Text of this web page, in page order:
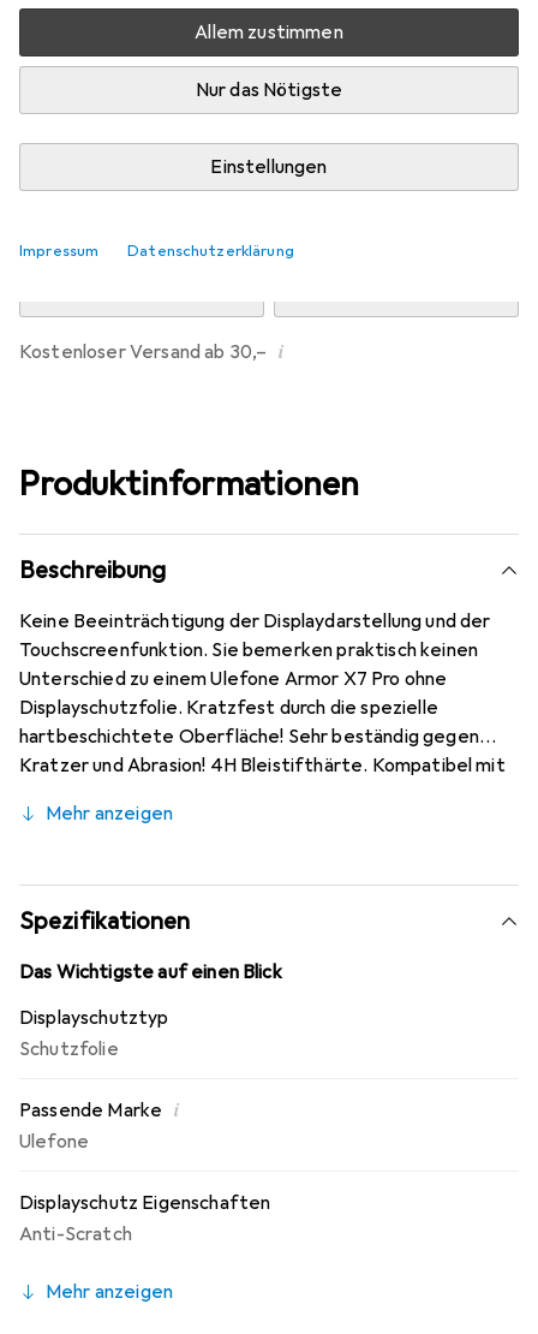
Allem zustimmen
Nur das Nötigste
Einstellungen
Impressum Datenschutzerklärung
Mi, 12.8. geliefert
Mehr als 10 Stück an Lager beim Drittanbieter
Lieferort angeben für genaue Lieferzeit
Kostenloser Versand ab 30,– i
Produktinformationen
Beschreibung
Keine Beeinträchtigung der Displaydarstellung und der
Touchscreenfunktion. Sie bemerken praktisch keinen
Unterschied zu einem Ulefone Armor X7 Pro ohne
Displayschutzfolie. Kratzfest durch die spezielle
hartbeschichtete Oberfläche! Sehr beständig gegen
Kratzer und Abrasion! 4H Bleistifthärte. Kompatibel mit
gewährleistet durch den Einsatz mit modernsten
Randhaftung, sehr gute Formstabilität. Kinderleichte
Montage! Keine Blasenbildung bei staubfreiem Display
möglich! Beim Auftragen der Folie wird die Luft verdrängt
und schmiegt sich wie von selbst an das Display an.
Konstruktion, Zuschnitt und Konfektionierung zu fairen
Löhnen in Deutschland.
Mehr anzeigen
Spezifikationen
Das Wichtigste auf einen Blick
Displayschutztyp
Schutzfolie
Passende Marke i
Ulefone
Displayschutz Eigenschaften
Anti-Scratch
Mehr anzeigen